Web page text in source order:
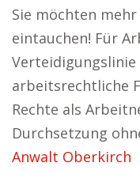
Sie möchten mehr
eintauchen! Für
arbeitsrechtliche
Rechte als
Durchsetzung
Anwalt Oberkirch